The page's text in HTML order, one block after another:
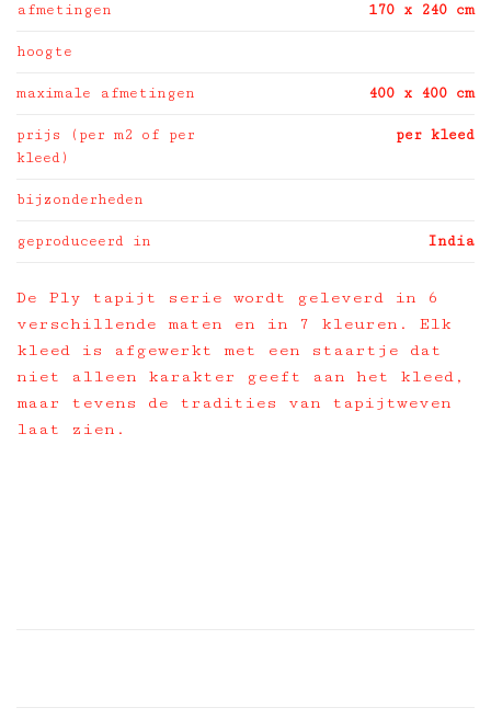
afmetingen 170 x 240 cm
hoogte
maximale afmetingen 400 x 400 cm
prijs (per m2 of per
kleed)
per kleed
bijzonderheden
geproduceerd in India
De Ply tapijt serie wordt geleverd in 6
verschillende maten en in 7 kleuren. Elk
kleed is afgewerkt met een staartje dat
niet alleen karakter geeft aan het kleed,
maar tevens de tradities van tapijtweven
laat zien.